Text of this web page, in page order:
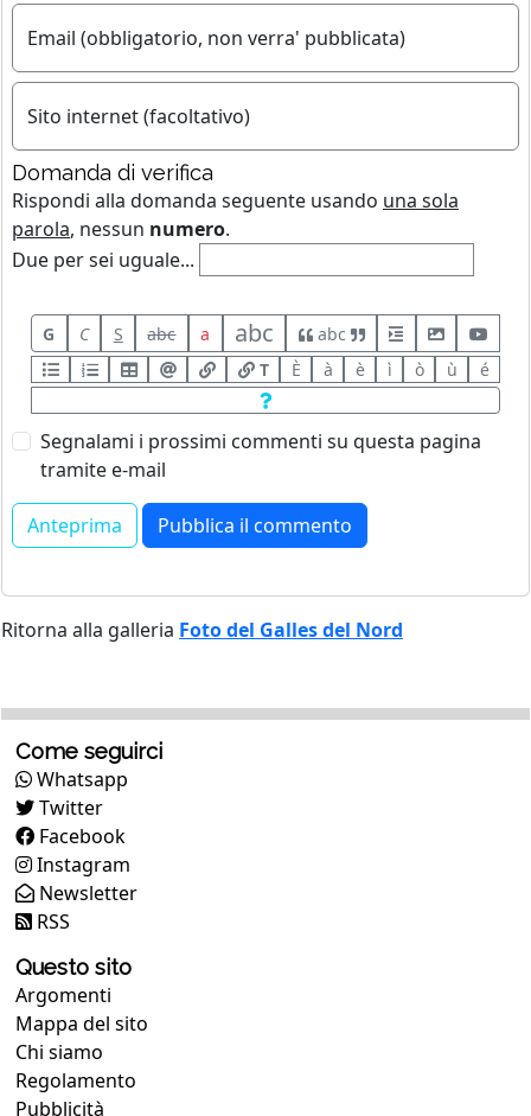
Email (obbligatorio, non verra' pubblicata)
Sito internet (facoltativo)
Domanda di verifica
Rispondi alla domanda seguente usando una sola
parola, nessun numero.
Due per sei uguale...
G C S abc a abc
abc
T
È à è ì ò ù é
Segnalami i prossimi commenti su questa pagina
tramite e-mail
Ritorna alla galleria Foto del Galles del Nord
Come seguirci
Whatsapp
Twitter
Facebook
Instagram
Newsletter
RSS
Questo sito
Argomenti
Mappa del sito
Chi siamo
Regolamento
Pubblicità